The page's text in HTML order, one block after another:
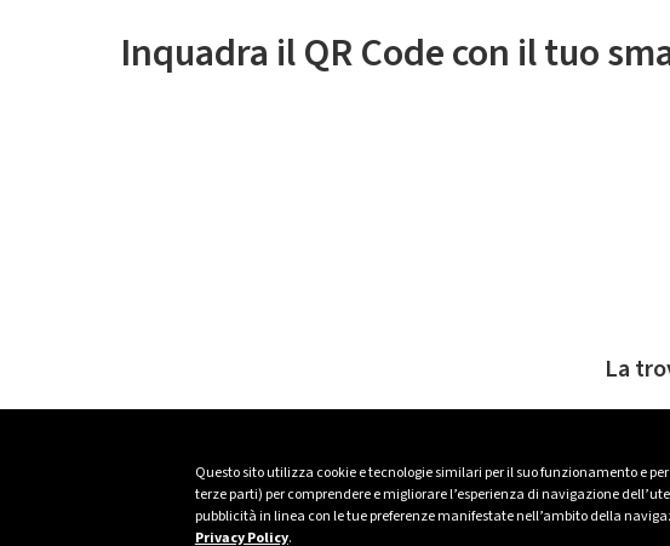
Questo sito utilizza cookie e tecnologie similari per il suo funzionamento e
terze parti) per comprendere e migliorare l’esperienza di navigazione
pubblicità in linea con le tue preferenze manifestate nell’ambito della
Privacy Policy.
Inquadra il QR Code con il tuo
La